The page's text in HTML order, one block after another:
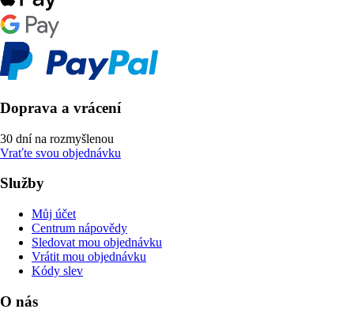
Doprava a vrácení
30 dní na rozmyšlenou
Vraťte svou objednávku
Služby
Můj účet
Centrum nápovědy
Sledovat mou objednávku
Vrátit mou objednávku
Kódy slev
O nás